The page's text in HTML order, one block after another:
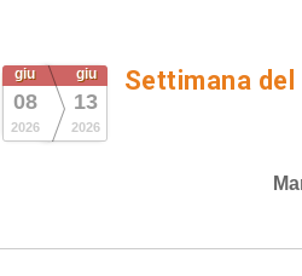
giu
08
2026
giu
13
2026
Settimana